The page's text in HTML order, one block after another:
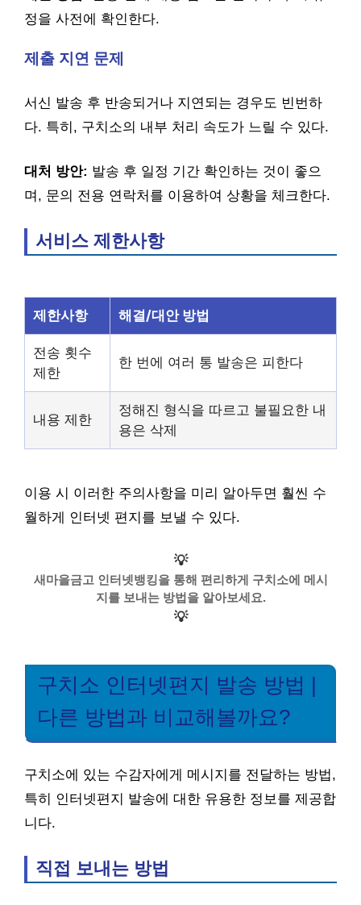
정을 사전에 확인한다.
제출 지연 문제
서신 발송 후 반송되거나 지연되는 경우도 빈번하
다. 특히, 구치소의 내부 처리 속도가 느릴 수 있다.
대처 방안: 발송 후 일정 기간 확인하는 것이 좋으
며, 문의 전용 연락처를 이용하여 상황을 체크한다.
서비스 제한사항
제한사항 해결/대안 방법
전송 횟수
제한
한 번에 여러 통 발송은 피한다
내용 제한
정해진 형식을 따르고 불필요한 내
용은 삭제
이용 시 이러한 주의사항을 미리 알아두면 훨씬 수
월하게 인터넷 편지를 보낼 수 있다.
💡
새마을금고 인터넷뱅킹을 통해 편리하게 구치소에 메시
지를 보내는 방법을 알아보세요.
💡
구치소 인터넷편지 발송 방법 |
다른 방법과 비교해볼까요?
구치소에 있는 수감자에게 메시지를 전달하는 방법,
특히 인터넷편지 발송에 대한 유용한 정보를 제공합
니다.
직접 보내는 방법